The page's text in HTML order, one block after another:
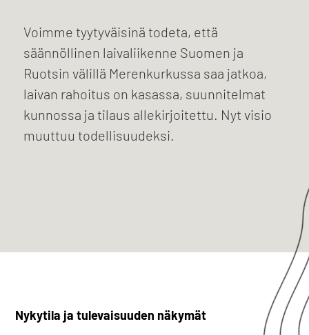
Voimme tyytyväisinä todeta, että
säännöllinen laivaliikenne Suomen ja
Ruotsin välillä Merenkurkussa saa jatkoa,
laivan rahoitus on kasassa, suunnitelmat
kunnossa ja tilaus allekirjoitettu. Nyt visio
muuttuu todellisuudeksi.
Nykytila ja tulevaisuuden näkymät